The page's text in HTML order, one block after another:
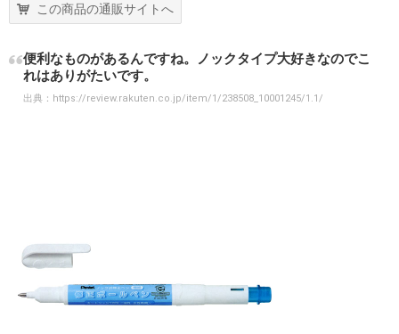
この商品の通販サイトへ
便利なものがあるんですね。ノックタイプ大好きなのでこ
れはありがたいです。
出典： https://review.rakuten.co.jp/item/1/238508_10001245/1.1/